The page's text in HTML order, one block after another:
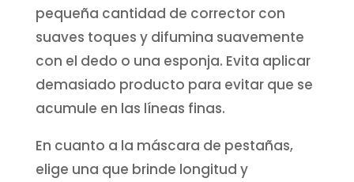
pequeña cantidad de corrector con
suaves toques y difumina suavemente
con el dedo o una esponja. Evita aplicar
demasiado producto para evitar que se
acumule en las líneas finas.
En cuanto a la máscara de pestañas,
elige una que brinde longitud y